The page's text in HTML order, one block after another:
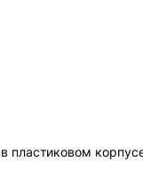
пластиковом